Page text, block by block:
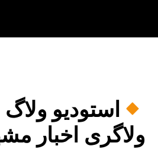
استودیو ولاگ
ولاگری اخبار